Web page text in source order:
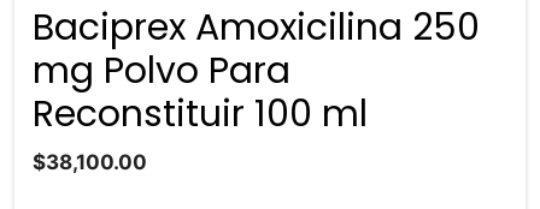
Baciprex Amoxicilina 250
mg Polvo Para
Reconstituir 100 ml
$38,100.00